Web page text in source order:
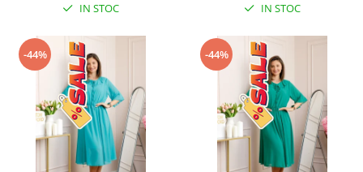
IN STOC IN STOC
-44% -44%